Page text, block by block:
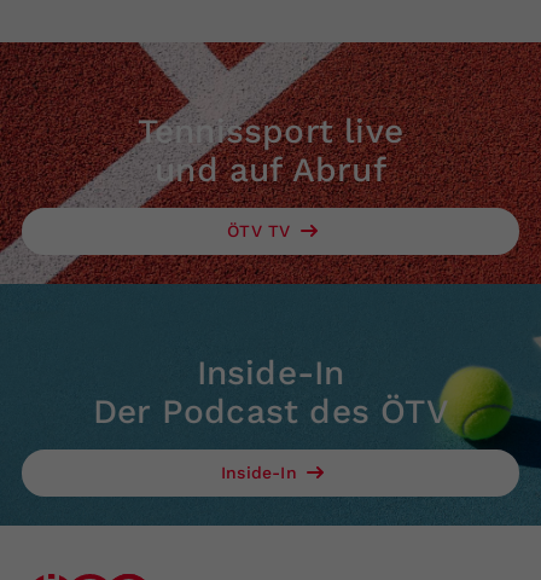
Tennissport live
und auf Abruf
ÖTV TV
Inside-In
Der Podcast des ÖTV
Inside-In